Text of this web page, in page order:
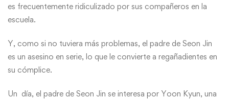
es frecuentemente ridiculizado por sus compañeros en la
escuela.
Y, como si no tuviera más problemas, el padre de Seon Jin
es un asesino en serie, lo que le convierte a regañadientes en
su cómplice.
Un día, el padre de Seon Jin se interesa por Yoon Kyun, una